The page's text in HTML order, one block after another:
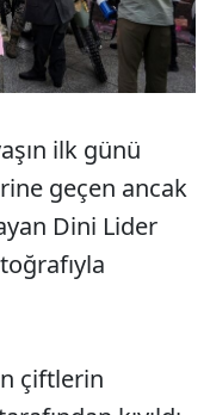
ilk günü
geçen ancak
Dini Lider
çiftlerin